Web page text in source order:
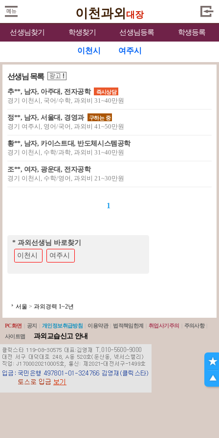
이천과외 대장
선생님찾기 학생찾기 선생님등록 학생등록
이천시 여주시
선생님 목록
추**, 남자, 아주대, 전자공학 즉시상담
경기 이천시, 국어/수학, 과외비 31~40만원
정**, 남자, 서울대, 경영과 구하는 중
경기 여주시, 영어/국어, 과외비 41~50만원
황**, 남자, 카이스트대, 반도체시스템공학
경기 이천시, 수학/과학, 과외비 31~40만원
조**, 여자, 광운대, 전자공학
경기 이천시, 수학/영어, 과외비 21~30만원
1
* 과외선생님 바로찾기
이천시
여주시
서울 > 과외경력 1~2년
PC화면 공지 개인정보취급방침 이용약관 법적책임한계 취업사기주의 주의사항
사이트맵
과외교습신고 안내